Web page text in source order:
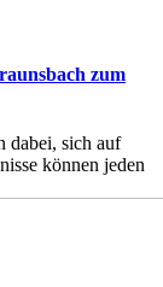
zum
dabei, sich auf
können jeden